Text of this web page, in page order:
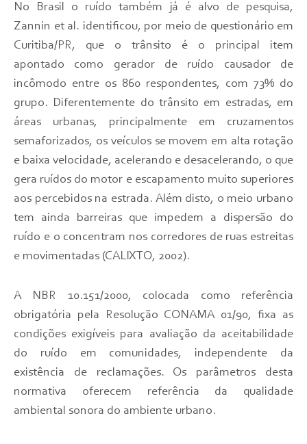
No Brasil o ruído também já é alvo de pesquisa,
Zannin et al. identificou, por meio de questionário em
Curitiba/PR, que o trânsito é o principal item
apontado como gerador de ruído causador de
incômodo entre os 860 respondentes, com 73% do
grupo. Diferentemente do trânsito em estradas, em
áreas urbanas, principalmente em cruzamentos
semaforizados, os veículos se movem em alta rotação
e baixa velocidade, acelerando e desacelerando, o que
gera ruídos do motor e escapamento muito superiores
aos percebidos na estrada. Além disto, o meio urbano
tem ainda barreiras que impedem a dispersão do
ruído e o concentram nos corredores de ruas estreitas
e movimentadas (CALIXTO, 2002).
A NBR 10.151/2000, colocada como referência
obrigatória pela Resolução CONAMA 01/90, fixa as
condições exigíveis para avaliação da aceitabilidade
do ruído em comunidades, independente da
existência de reclamações. Os parâmetros desta
normativa oferecem referência da qualidade
ambiental sonora do ambiente urbano.